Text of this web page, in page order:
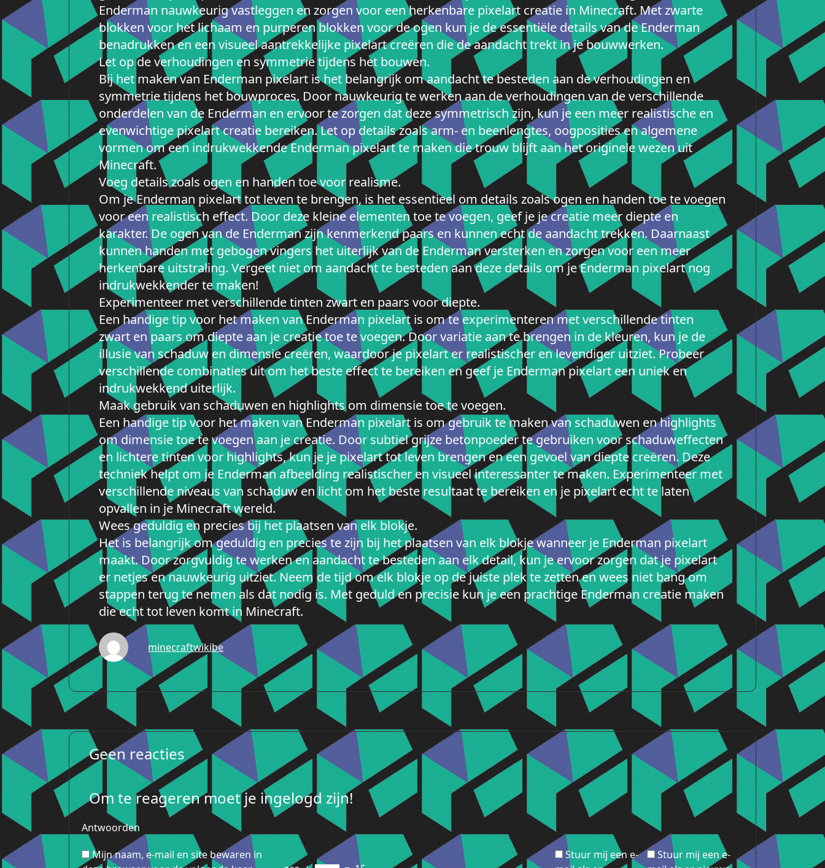
Enderman nauwkeurig vastleggen en zorgen voor een herkenbare pixelart creatie in Minecraft. Met zwarte
blokken voor het lichaam en purperen blokken voor de ogen kun je de essentiële details van de Enderman
benadrukken en een visueel aantrekkelijke pixelart creëren die de aandacht trekt in je bouwwerken.
Let op de verhoudingen en symmetrie tijdens het bouwen.
Bij het maken van Enderman pixelart is het belangrijk om aandacht te besteden aan de verhoudingen en
symmetrie tijdens het bouwproces. Door nauwkeurig te werken aan de verhoudingen van de verschillende
onderdelen van de Enderman en ervoor te zorgen dat deze symmetrisch zijn, kun je een meer realistische en
evenwichtige pixelart creatie bereiken. Let op details zoals arm- en beenlengtes, oogposities en algemene
vormen om een indrukwekkende Enderman pixelart te maken die trouw blijft aan het originele wezen uit
Minecraft.
Voeg details zoals ogen en handen toe voor realisme.
Om je Enderman pixelart tot leven te brengen, is het essentieel om details zoals ogen en handen toe te voegen
voor een realistisch effect. Door deze kleine elementen toe te voegen, geef je je creatie meer diepte en
karakter. De ogen van de Enderman zijn kenmerkend paars en kunnen echt de aandacht trekken. Daarnaast
kunnen handen met gebogen vingers het uiterlijk van de Enderman versterken en zorgen voor een meer
herkenbare uitstraling. Vergeet niet om aandacht te besteden aan deze details om je Enderman pixelart nog
indrukwekkender te maken!
Experimenteer met verschillende tinten zwart en paars voor diepte.
Een handige tip voor het maken van Enderman pixelart is om te experimenteren met verschillende tinten
zwart en paars om diepte aan je creatie toe te voegen. Door variatie aan te brengen in de kleuren, kun je de
illusie van schaduw en dimensie creëren, waardoor je pixelart er realistischer en levendiger uitziet. Probeer
verschillende combinaties uit om het beste effect te bereiken en geef je Enderman pixelart een uniek en
indrukwekkend uiterlijk.
Maak gebruik van schaduwen en highlights om dimensie toe te voegen.
Een handige tip voor het maken van Enderman pixelart is om gebruik te maken van schaduwen en highlights
om dimensie toe te voegen aan je creatie. Door subtiel grijze betonpoeder te gebruiken voor schaduweffecten
en lichtere tinten voor highlights, kun je je pixelart tot leven brengen en een gevoel van diepte creëren. Deze
techniek helpt om je Enderman afbeelding realistischer en visueel interessanter te maken. Experimenteer met
verschillende niveaus van schaduw en licht om het beste resultaat te bereiken en je pixelart echt te laten
opvallen in je Minecraft wereld.
Wees geduldig en precies bij het plaatsen van elk blokje.
Het is belangrijk om geduldig en precies te zijn bij het plaatsen van elk blokje wanneer je Enderman pixelart
maakt. Door zorgvuldig te werken en aandacht te besteden aan elk detail, kun je ervoor zorgen dat je pixelart
er netjes en nauwkeurig uitziet. Neem de tijd om elk blokje op de juiste plek te zetten en wees niet bang om
stappen terug te nemen als dat nodig is. Met geduld en precisie kun je een prachtige Enderman creatie maken
die echt tot leven komt in Minecraft.
minecraftwikibe
Geen reacties
Om te reageren moet je ingelogd zijn!
Antwoorden
Mijn naam, e-mail en site bewaren in
Stuur mij een e-
Stuur mij een e-